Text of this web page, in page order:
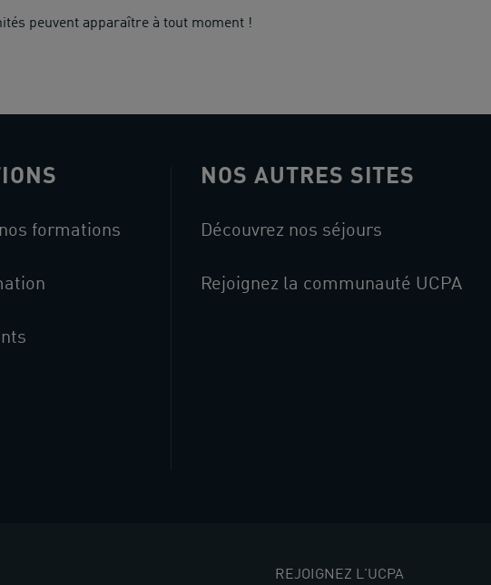
peuvent apparaître à tout moment !
formations
NOS AUTRES SITES
Découvrez nos séjours
Rejoignez la communauté UCPA
REJOIGNEZ L'UCPA